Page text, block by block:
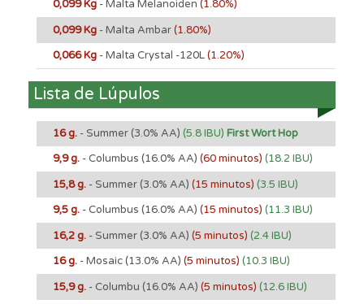
0,099 Kg - Malta Melanoiden (1.80%)
0,099 Kg - Malta Ambar(1.80%)
0,066 Kg - Malta Crystal -120L(1.20%)
Lista de Lúpulos
16 g. - Summer (3.0% AA) (5.8 IBU) First Wort Hop
9,9 g. - Columbus (16.0% AA) (60 minutos) (18.2 IBU)
15,8 g. - Summer (3.0% AA) (15 minutos) (3.5 IBU)
9,5 g. - Columbus (16.0% AA) (15 minutos) (11.3 IBU)
16,2 g. - Summer (3.0% AA) (5 minutos) (2.4 IBU)
16 g. - Mosaic(13.0% AA) (5 minutos) (10.3 IBU)
15,9 g. - Columbu (16.0% AA) (5 minutos) (12.6 IBU)